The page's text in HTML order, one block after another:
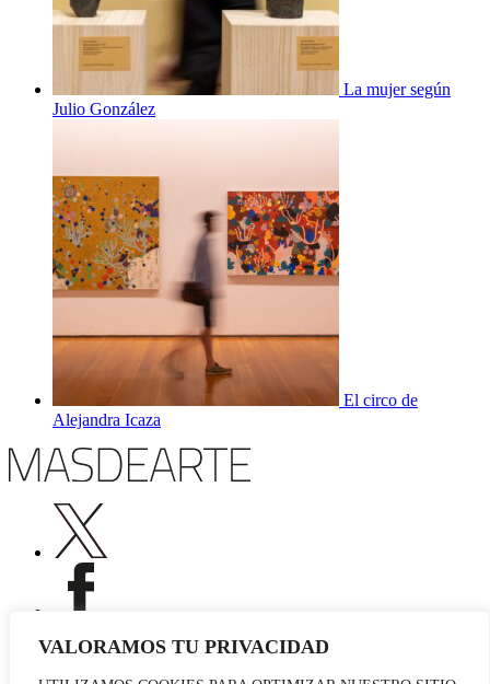
VALORAMOS TU PRIVACIDAD
La mujer según
Julio González
El circo de
Alejandra Icaza